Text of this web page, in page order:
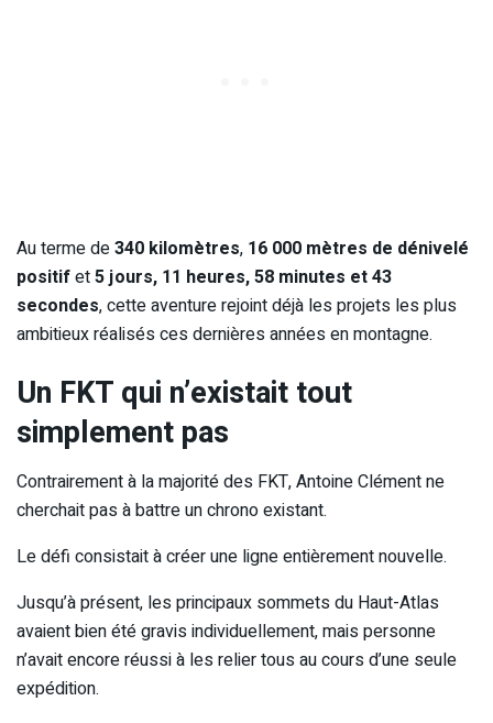
Au terme de340 kilomètres, 16 000 mètres de dénivelé
positifet5 jours, 11 heures, 58 minutes et 43
secondes, cette aventure rejoint déjà les projets les plus
ambitieux réalisés ces dernières années en montagne.
Un FKT qui n’existait tout
simplement pas
Contrairement à la majorité des FKT, Antoine Clément ne
cherchait pas à battre un chrono existant.
Le défi consistait à créer une ligne entièrement nouvelle.
Jusqu’à présent, les principaux sommets du Haut-Atlas
avaient bien été gravis individuellement, mais personne
n’avait encore réussi à les relier tous au cours d’une seule
expédition.